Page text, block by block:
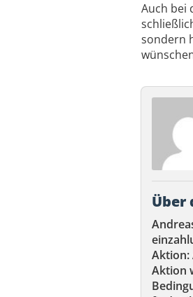
Auch bei
sondern
Über
Aktion:
Aktion